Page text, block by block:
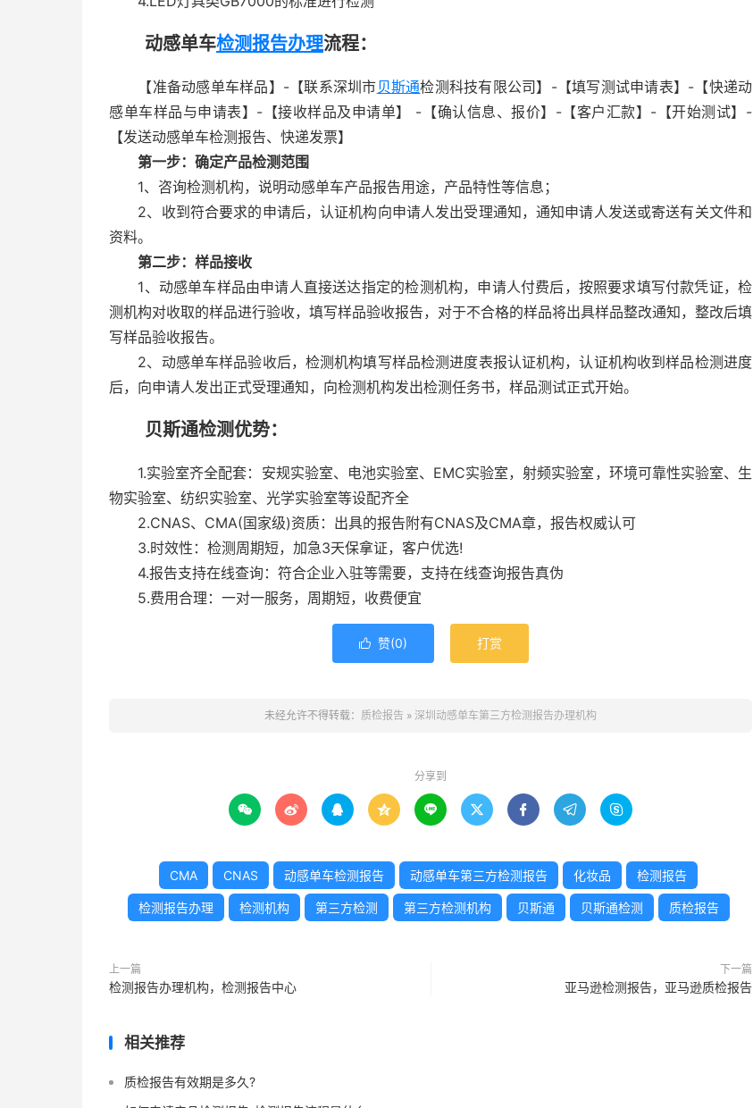
动感单车检测报告办理流程：
【准备动感单车样品】-【联系深圳市贝斯通检测科技有限公司】-【填写测试申请表】-【快递动
感单车样品与申请表】-【接收样品及申请单】 -【确认信息、报价】-【客户汇款】-【开始测试】-
【发送动感单车检测报告、快递发票】
第一步：确定产品检测范围
1、咨询检测机构，说明动感单车产品报告用途，产品特性等信息；
2、收到符合要求的申请后，认证机构向申请人发出受理通知，通知申请人发送或寄送有关文件和
资料。
第二步：样品接收
1、动感单车样品由申请人直接送达指定的检测机构，申请人付费后，按照要求填写付款凭证，检
测机构对收取的样品进行验收，填写样品验收报告，对于不合格的样品将出具样品整改通知，整改后填
写样品验收报告。
2、动感单车样品验收后，检测机构填写样品检测进度表报认证机构，认证机构收到样品检测进度
后，向申请人发出正式受理通知，向检测机构发出检测任务书，样品测试正式开始。
贝斯通检测优势：
1.实验室齐全配套：安规实验室、电池实验室、EMC实验室，射频实验室，环境可靠性实验室、生
物实验室、纺织实验室、光学实验室等设配齐全
2.CNAS、CMA(国家级)资质：出具的报告附有CNAS及CMA章，报告权威认可
3.时效性：检测周期短，加急3天保拿证，客户优选!
4.报告支持在线查询：符合企业入驻等需要，支持在线查询报告真伪
5.费用合理：一对一服务，周期短，收费便宜
 赞(0) 打赏
未经允许不得转载： 质检报告 » 深圳动感单车第三方检测报告办理机构
分享到
        
CMA CNAS 动感单车检测报告 动感单车第三方检测报告 化妆品 检测报告
检测报告办理 检测机构 第三方检测 第三方检测机构 贝斯通 贝斯通检测 质检报告
上一篇
检测报告办理机构，检测报告中心
下一篇
亚马逊检测报告，亚马逊质检报告
相关推荐
质检报告有效期是多久?